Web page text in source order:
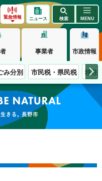
緊急情報 ニュース 検索 MENU
事業者 市政情報
み分別 市民税・県民税 移住
生きる。長野市